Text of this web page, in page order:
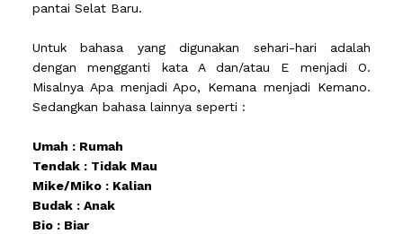
pantai Selat Baru.
Untuk bahasa yang digunakan sehari-hari adalah
dengan mengganti kata A dan/atau E menjadi O.
Misalnya Apa menjadi Apo, Kemana menjadi Kemano.
Sedangkan bahasa lainnya seperti :
Umah : Rumah
Tendak : Tidak Mau
Mike/Miko : Kalian
Budak : Anak
Bio : Biar